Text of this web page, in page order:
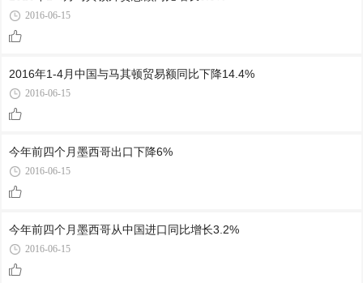
2016-06-15
2016年1-4月中国与马其顿贸易额同比下降14.4%
2016-06-15
今年前四个月墨西哥出口下降6%
2016-06-15
今年前四个月墨西哥从中国进口同比增长3.2%
2016-06-15